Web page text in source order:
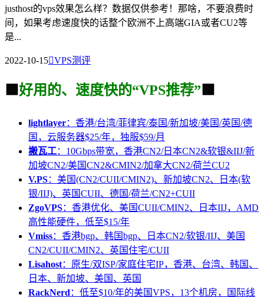
justhost的vps效果怎么样？数据仅供参考！那啥，不要浪费时
间，如果考虑速度快的话整个欧洲不上高端GIA或者CU2等
是...
2022-10-15VPS测评
🟩 好用的、速度快的“VPS推荐” 🟩
lightlayer：香港/台湾/菲律宾/泰国/新加坡/美国/英国/德
国，云服务器$25/年，独服$59/月
搬瓦工：10Gbps带宽，香港CN2/日本CN2&软银&IIJ/新
加坡CN2/美国CN2&CMIN2/加拿大CN2/荷兰CU2
V.PS：美国(CN2/CUII/CMIN2)、新加坡CN2、日本(软
银/IIJ)、英国CUII、德国/荷兰/CN2+CUII
ZgoVPS：香港优化、美国CUII/CMIN2、日本IIJ，AMD
高性能硬件，低至$15/年
Vmiss：香港bgp、韩国bgp、日本CN2/软银/IIJ、美国
CN2/CUII/CMIN2、英国住宅/CUII
Lisahost：原生/双ISP/家庭住宅IP，香港、台湾、韩国、
日本、新加坡、美国、英国
RackNerd：低至$10/年的美国VPS，13个机房，国际线